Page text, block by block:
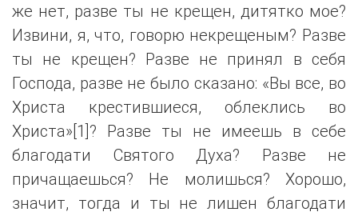
же нет, разве ты не крещен, дитятко мое?
Извини, я, что, говорю некрещеным? Разве
ты не крещен? Разве не принял в себя
Господа, разве не было сказано: «Вы все, во
Христа крестившиеся, облеклись во
Христа»[1]? Разве ты не имеешь в себе
благодати Святого Духа? Разве не
причащаешься? Не молишься? Хорошо,
значит, тогда и ты не лишен благодати